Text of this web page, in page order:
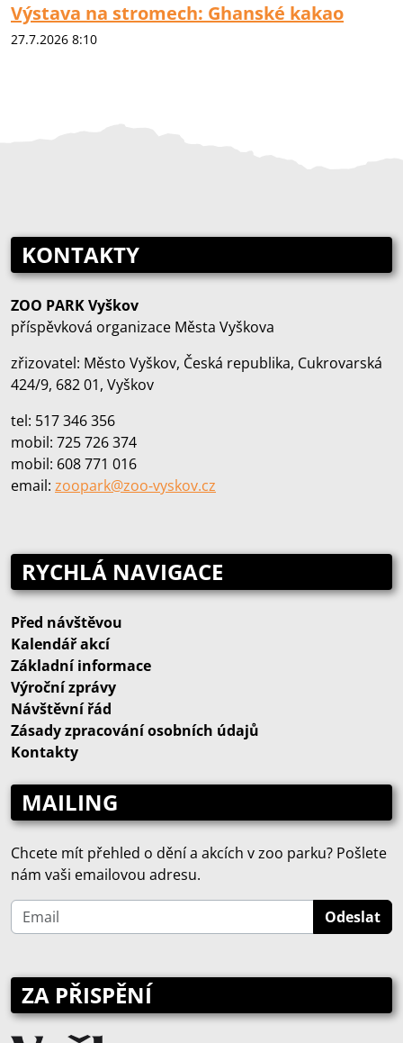
Výstava na stromech: Ghanské kakao
27.7.2026 8:10
KONTAKTY
ZOO PARK Vyškov
příspěvková organizace Města Vyškova
zřizovatel: Město Vyškov, Česká republika, Cukrovarská
424/9, 682 01, Vyškov
tel: 517 346 356
mobil: 725 726 374
mobil: 608 771 016
email: zoopark@zoo‑vyskov.cz
RYCHLÁ NAVIGACE
Před návštěvou
Kalendář akcí
Základní informace
Výroční zprávy
Návštěvní řád
Zásady zpracování osobních údajů
Kontakty
MAILING
Chcete mít přehled o dění a akcích v zoo parku? Pošlete
nám vaši emailovou adresu.
ZA PŘISPĚNÍ